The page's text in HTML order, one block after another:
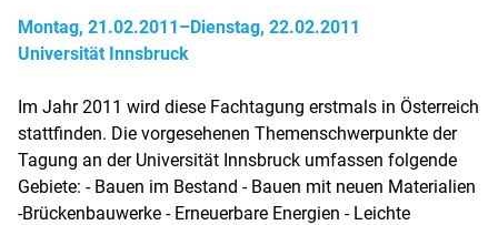
Montag, 21.02.2011–Dienstag, 22.02.2011
Universität Innsbruck
Im Jahr 2011 wird diese Fachtagung erstmals in Österreich
stattfinden. Die vorgesehenen Themenschwerpunkte der
Tagung an der Universität Innsbruck umfassen folgende
Gebiete: - Bauen im Bestand - Bauen mit neuen Materialien
-Brückenbauwerke - Erneuerbare Energien - Leichte